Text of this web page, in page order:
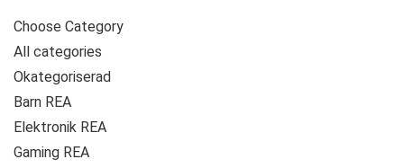
Choose Category
All categories
Okategoriserad
Barn REA
Elektronik REA
Gaming REA